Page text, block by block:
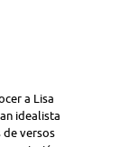
a Lisa
idealista
de versos